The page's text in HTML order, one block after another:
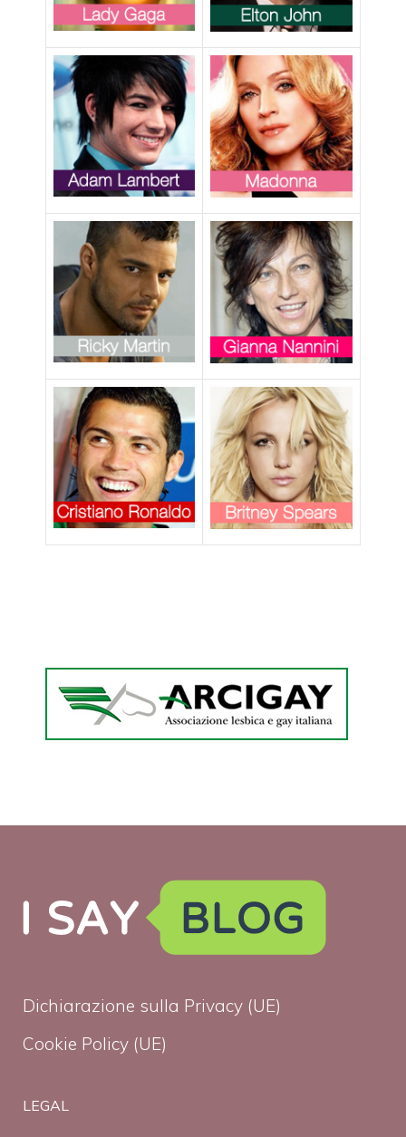
Dichiarazione sulla Privacy (UE)
Cookie Policy (UE)
LEGAL